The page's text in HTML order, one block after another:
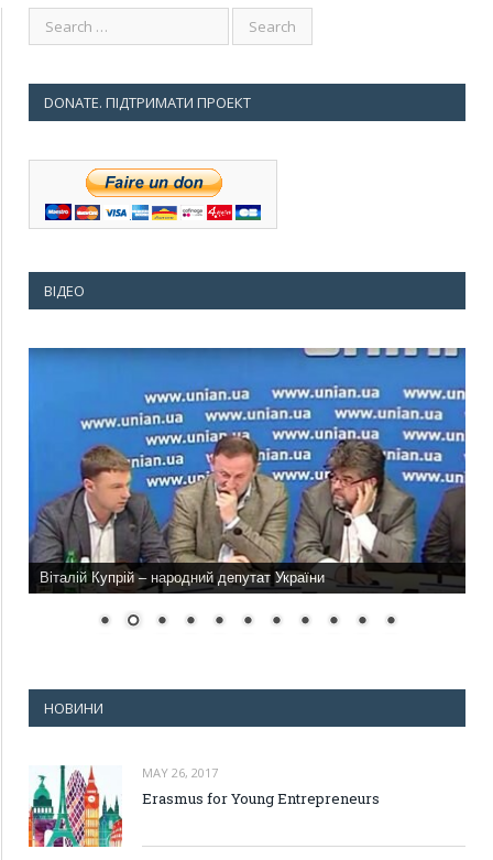
DONATE. ПІДТРИМАТИ ПРОЕКТ
ВІДЕО
Віталій Купрій – народний депутат України
НОВИНИ
MAY 26, 2017
Erasmus for Young Entrepreneurs